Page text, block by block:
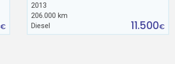
€
2013
206.000 km
Diesel
11.500€